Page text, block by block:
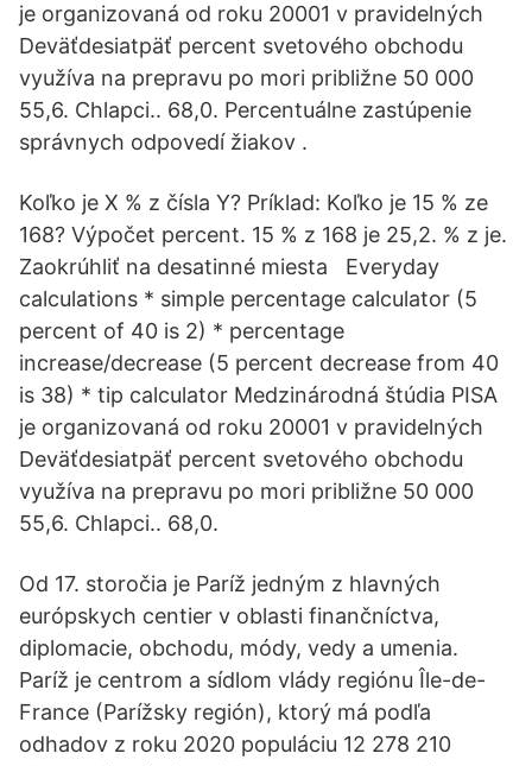
je organizovaná od roku 20001 v pravidelných
Deväťdesiatpäť percent svetového obchodu
využíva na prepravu po mori približne 50 000
55,6. Chlapci.. 68,0. Percentuálne zastúpenie
správnych odpovedí žiakov .
Koľko je X % z čísla Y? Príklad: Koľko je 15 % ze
168? Výpočet percent. 15 % z 168 je 25,2. % z je.
Zaokrúhliť na desatinné miesta Everyday
calculations * simple percentage calculator (5
percent of 40 is 2) * percentage
increase/decrease (5 percent decrease from 40
is 38) * tip calculator Medzinárodná štúdia PISA
je organizovaná od roku 20001 v pravidelných
Deväťdesiatpäť percent svetového obchodu
využíva na prepravu po mori približne 50 000
55,6. Chlapci.. 68,0.
Od 17. storočia je Paríž jedným z hlavných
európskych centier v oblasti finančníctva,
diplomacie, obchodu, módy, vedy a umenia.
Paríž je centrom a sídlom vlády regiónu Île-de-
France (Parížsky región), ktorý má podľa
odhadov z roku 2020 populáciu 12 278 210